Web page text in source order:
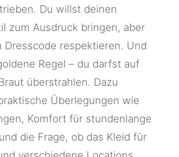
Du willst deinen
zum Ausdruck bringen, aber
Dresscode respektieren. Und
Regel – du darfst auf
überstrahlen. Dazu
Überlegungen wie
Komfort für stundenlange
die Frage, ob das Kleid für